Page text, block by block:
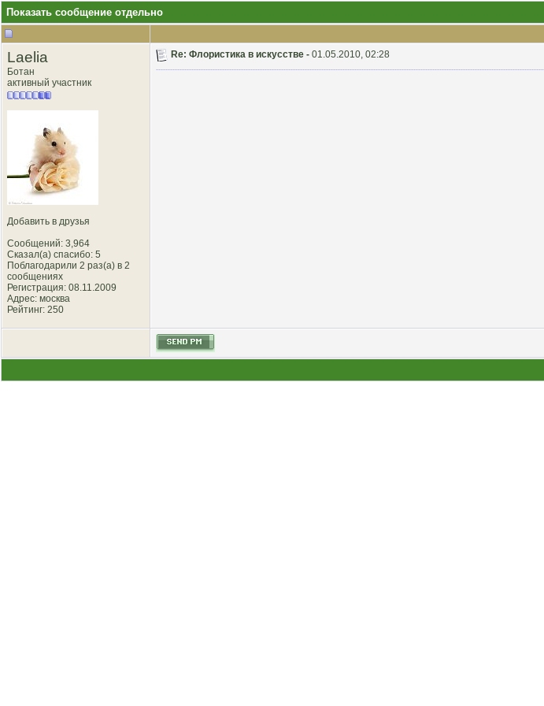
Показать сообщение отдельно
Laelia
Ботан
активный участник
Добавить в друзья
Сообщений: 3,964
Сказал(а) спасибо: 5
Поблагодарили 2 раз(а) в 2
сообщениях
Регистрация: 08.11.2009
Адрес: москва
Рейтинг: 250
Re: Флористика в искусстве - 01.05.2010, 02:28